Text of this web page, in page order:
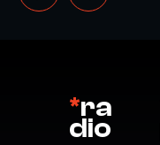
*ra
dio